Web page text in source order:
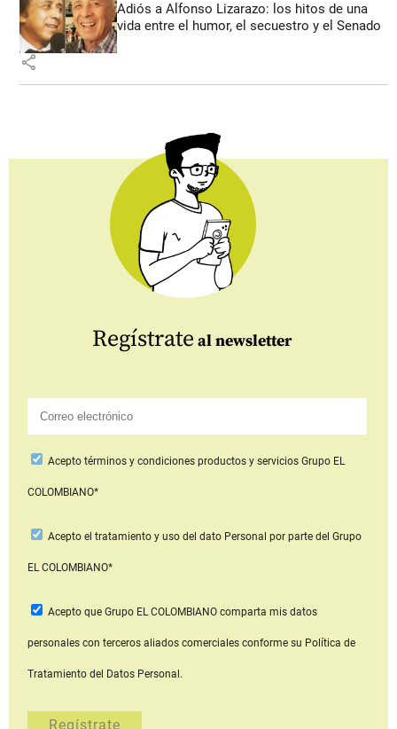
Adiós a Alfonso Lizarazo: los hitos de una
vida entre el humor, el secuestro y el Senado
share
Regístrate al newsletter
Aceptotérminos y condiciones productos y serviciosGrupo EL
COLOMBIANO*
Acepto el tratamiento y uso del dato Personal por parte del Grupo
EL COLOMBIANO*
Acepto que Grupo EL COLOMBIANOcomparta mis datos
personales con terceros aliados comerciales conforme su Política de
Tratamiento del Datos Personal.